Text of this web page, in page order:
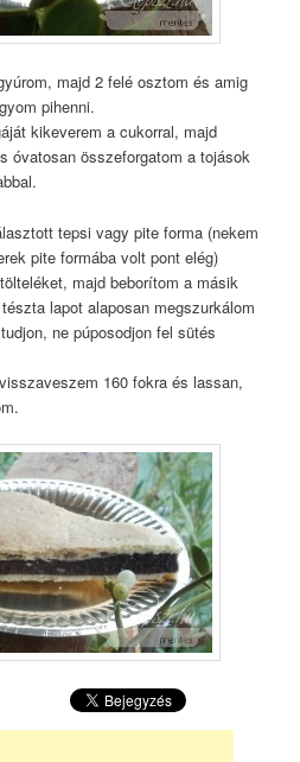
majd 2 felé osztom és amig
pihenni.
kikeverem a cukorral, majd
óvatosan összeforgatom a tojások
tepsi vagy pite forma (nekem
pite formába volt pont elég)
majd beborítom a másik
lapot alaposan megszurkálom
ne púposodjon fel sütés
160 fokra és lassan,